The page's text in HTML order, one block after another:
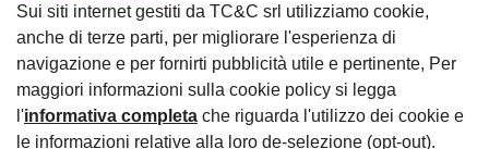
Sui siti internet gestiti da TC&C srl utilizziamo cookie,
anche di terze parti, per migliorare l'esperienza di
navigazione e per fornirti pubblicità utile e pertinente, Per
maggiori informazioni sulla cookie policy si legga
l'informativa completa che riguarda l'utilizzo dei cookie e
le informazioni relative alla loro de-selezione (opt-out).